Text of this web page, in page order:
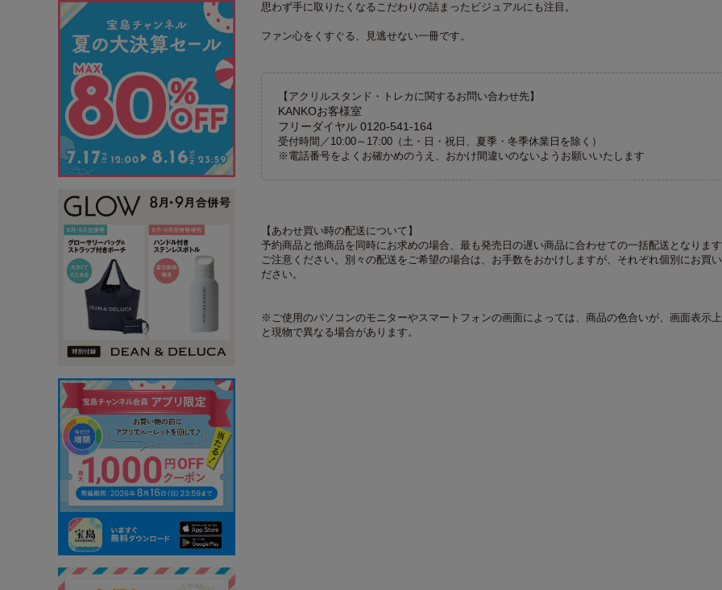
思わず手に取りたくなるこだわりの詰まったビジュアルにも注目。
ファン心をくすぐる、見逃せない一冊です。
【アクリルスタンド・トレカに関するお問い合わせ先】
KANKOお客様室
フリーダイヤル 0120-541-164
受付時間／10:00～17:00（土・日・祝日、夏季・冬季休業日を除く）
※電話番号をよくお確かめのうえ、おかけ間違いのないようお願いいたします
【あわせ買い時の配送について】
予約商品と他商品を同時にお求めの場合、最も発売日の遅い商品に合わせての一括配送となりま
ご注意ください。別々の配送をご希望の場合は、お手数をおかけしますが、それぞれ個別にお買
ださい。
※ご使用のパソコンのモニターやスマートフォンの画面によっては、商品の色合いが、画面表示
と現物で異なる場合があります。